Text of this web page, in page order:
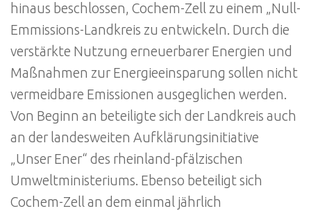
hinaus beschlossen, Cochem-Zell zu einem „Null-
Emmissions-Landkreis zu entwickeln. Durch die
verstärkte Nutzung erneuerbarer Energien und
Maßnahmen zur Energieeinsparung sollen nicht
vermeidbare Emissionen ausgeglichen werden.
Von Beginn an beteiligte sich der Landkreis auch
an der landesweiten Aufklärungsinitiative
„Unser Ener“ des rheinland-pfälzischen
Umweltministeriums. Ebenso beteiligt sich
Cochem-Zell an dem einmal jährlich